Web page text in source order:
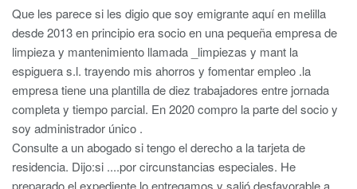
Que les parece si les digio que soy emigrante aquí en melilla
desde 2013 en principio era socio en una pequeña empresa de
limpieza y mantenimiento llamada _limpiezas y mant la
espiguera s.l. trayendo mis ahorros y fomentar empleo .la
empresa tiene una plantilla de diez trabajadores entre jornada
completa y tiempo parcial. En 2020 compro la parte del socio y
soy administrador único .
Consulte a un abogado si tengo el derecho a la tarjeta de
residencia. Dijo:si ....por circunstancias especiales. He
preparado el expediente lo entregamos y salió desfavorable.a